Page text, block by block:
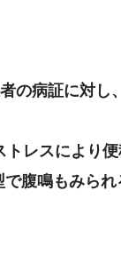
上腕骨内側上顆
の病証に対し
レスにより
腹鳴もみられ